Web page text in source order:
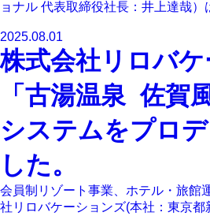
ョナル 代表取締役社長：井上達哉）
2025.08.01
株式会社リロバ
「古湯温泉 佐賀
システムをプロ
した。
会員制リゾート事業、ホテル・旅館
社リロバケーションズ(本社：東京都